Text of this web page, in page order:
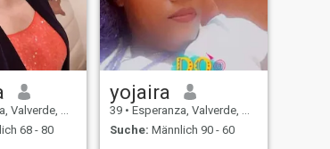
Dom. Rep.
68 - 80
yojaira
39 • Esperanza, Valverde, Dom. Rep.
Suche: Männlich 90 - 60